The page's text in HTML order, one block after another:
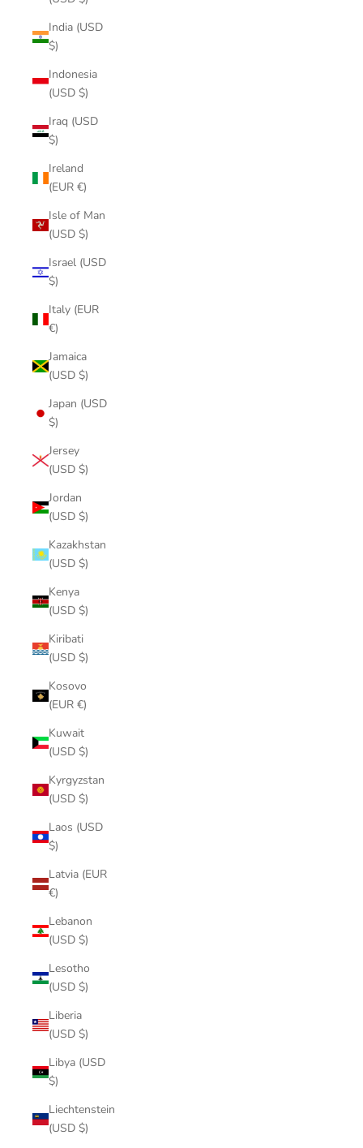
India (USD
$)
Indonesia
(USD $)
Iraq (USD
$)
Ireland
(EUR €)
Isle of Man
(USD $)
Israel (USD
$)
Italy (EUR
€)
Jamaica
(USD $)
Japan (USD
$)
Jersey
(USD $)
Jordan
(USD $)
Kazakhstan
(USD $)
Kenya
(USD $)
Kiribati
(USD $)
Kosovo
(EUR €)
Kuwait
(USD $)
Kyrgyzstan
(USD $)
Laos (USD
$)
Latvia (EUR
€)
Lebanon
(USD $)
Lesotho
(USD $)
Liberia
(USD $)
Libya (USD
$)
Liechtenstein
(USD $)